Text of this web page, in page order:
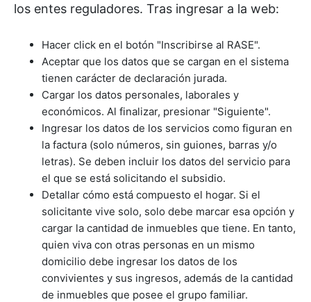
los entes reguladores. Tras ingresar a la web:
Hacer click en el botón "Inscribirse al RASE".
Aceptar que los datos que se cargan en el sistema
tienen carácter de declaración jurada.
Cargar los datos personales, laborales y
económicos. Al finalizar, presionar "Siguiente".
Ingresar los datos de los servicios como figuran en
la factura (solo números, sin guiones, barras y/o
letras). Se deben incluir los datos del servicio para
el que se está solicitando el subsidio.
Detallar cómo está compuesto el hogar. Si el
solicitante vive solo, solo debe marcar esa opción y
cargar la cantidad de inmuebles que tiene. En tanto,
quien viva con otras personas en un mismo
domicilio debe ingresar los datos de los
convivientes y sus ingresos, además de la cantidad
de inmuebles que posee el grupo familiar.